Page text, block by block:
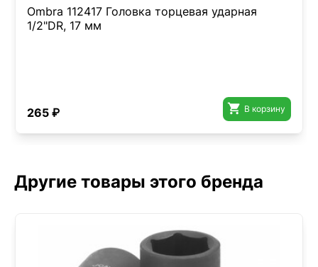
Ombra 112417 Головка торцевая ударная
1/2"DR, 17 мм
265 ₽  В корзину
Другие товары этого бренда